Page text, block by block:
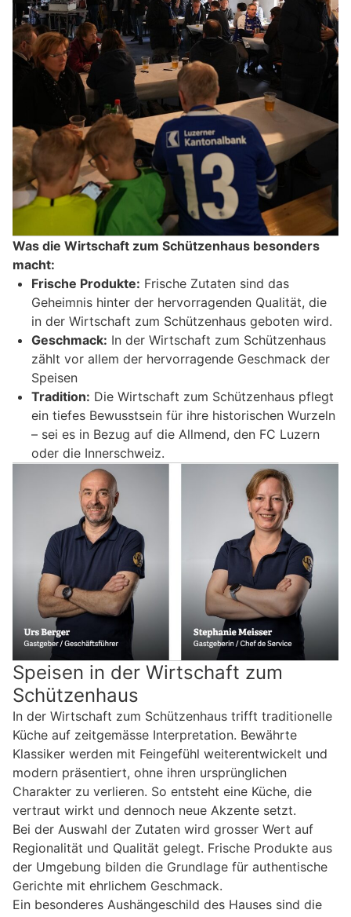
Was die Wirtschaft zum Schützenhaus besonders
macht:
Frische Produkte: Frische Zutaten sind das
Geheimnis hinter der hervorragenden Qualität, die
in der Wirtschaft zum Schützenhaus geboten wird.
Geschmack: In der Wirtschaft zum Schützenhaus
zählt vor allem der hervorragende Geschmack der
Speisen
Tradition: Die Wirtschaft zum Schützenhaus pflegt
ein tiefes Bewusstsein für ihre historischen Wurzeln
– sei es in Bezug auf die Allmend, den FC Luzern
oder die Innerschweiz.
Speisen in der Wirtschaft zum
Schützenhaus
In der Wirtschaft zum Schützenhaus trifft traditionelle
Küche auf zeitgemässe Interpretation. Bewährte
Klassiker werden mit Feingefühl weiterentwickelt und
modern präsentiert, ohne ihren ursprünglichen
Charakter zu verlieren. So entsteht eine Küche, die
vertraut wirkt und dennoch neue Akzente setzt.
Bei der Auswahl der Zutaten wird grosser Wert auf
Regionalität und Qualität gelegt. Frische Produkte aus
der Umgebung bilden die Grundlage für authentische
Gerichte mit ehrlichem Geschmack.
Ein besonderes Aushängeschild des Hauses sind die